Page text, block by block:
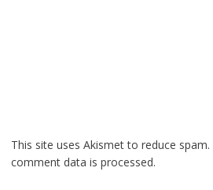
This site uses Akismet to reduce spam.
comment data is processed.